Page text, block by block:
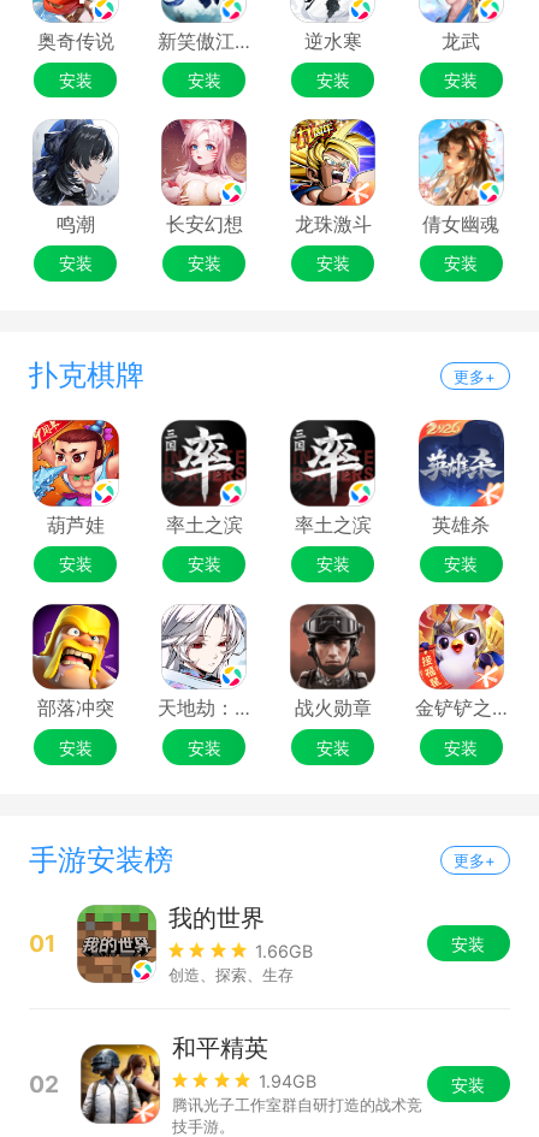
奥奇传说
安装
新笑傲江湖
安装
逆水寒
安装
龙武
安装
鸣潮
安装
长安幻想
安装
龙珠激斗
安装
倩女幽魂
安装
扑克棋牌 更多+
葫芦娃
安装
率土之滨
安装
率土之滨
安装
英雄杀
安装
部落冲突
安装
天地劫：幽城再临
安装
战火勋章
安装
金铲铲之战
安装
手游安装榜 更多+
01
我的世界
1.66GB
创造、探索、生存
安装
02
和平精英
1.94GB
腾讯光子工作室群自研打造的战术竞
技手游。
安装